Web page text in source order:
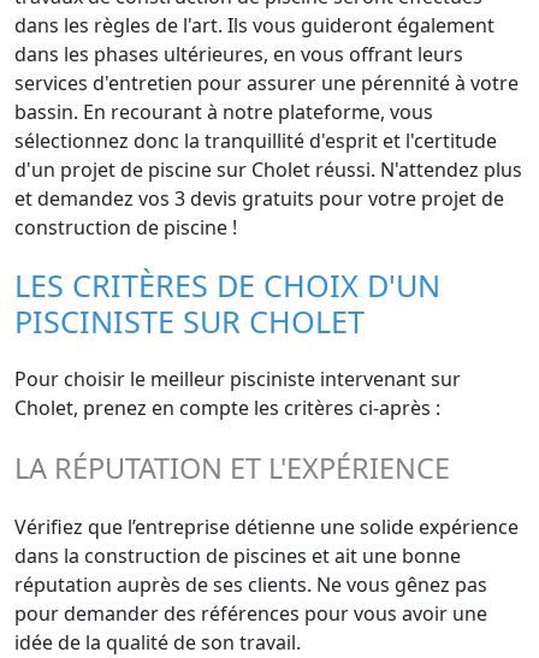
dans les règles de l'art. Ils vous guideront également
dans les phases ultérieures, en vous offrant leurs
services d'entretien pour assurer une pérennité à votre
bassin. En recourant à notre plateforme, vous
sélectionnez donc la tranquillité d'esprit et l'certitude
d'un projet de piscine sur Cholet réussi. N'attendez plus
et demandez vos 3 devis gratuits pour votre projet de
construction de piscine !
LES CRITÈRES DE CHOIX D'UN
PISCINISTE SUR CHOLET
Pour choisir le meilleur pisciniste intervenant sur
Cholet, prenez en compte les critères ci-après :
LA RÉPUTATION ET L'EXPÉRIENCE
Vérifiez que l’entreprise détienne une solide expérience
dans la construction de piscines et ait une bonne
réputation auprès de ses clients. Ne vous gênez pas
pour demander des références pour vous avoir une
idée de la qualité de son travail.